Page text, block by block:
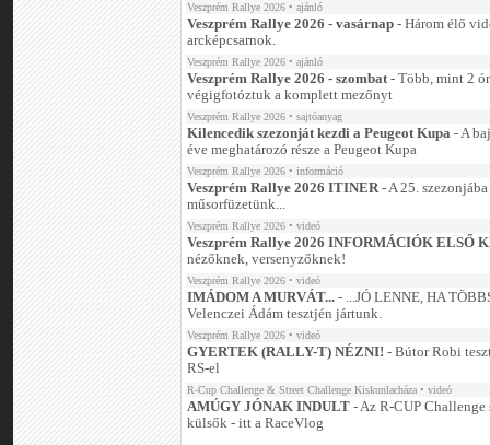
Veszprém Rallye 2026 • ajánló
Veszprém Rallye 2026 - vasárnap - Három élő
arcképcsarnok.
Veszprém Rallye 2026 • ajánló
Veszprém Rallye 2026 - szombat- Több, mint 2
végigfotóztuk a komplett mezőnyt
Veszprém Rallye 2026 • sajtóanyag
Kilencedik szezonját kezdi a Peugeot Kupa - A
éve meghatározó része a Peugeot Kupa
Veszprém Rallye 2026 • információ
Veszprém Rallye 2026 ITINER- A 25.
műsorfüzetünk...
Veszprém Rallye 2026 • videó
Veszprém Rallye 2026 INFORMÁCIÓK ELSŐ
nézőknek, versenyzőknek!
Veszprém Rallye 2026 • videó
IMÁDOM A MURVÁT... - ...JÓ LENNE, HA
Velenczei Ádám tesztjén jártunk.
Veszprém Rallye 2026 • videó
GYERTEK (RALLY-T) NÉZNI! - Bútor Robi
RS-el
R-Cup Challenge & Street Challenge Kiskunlacháza • videó
AMÚGY JÓNAK INDULT - Az R-CUP
külsők - itt a RaceVlog